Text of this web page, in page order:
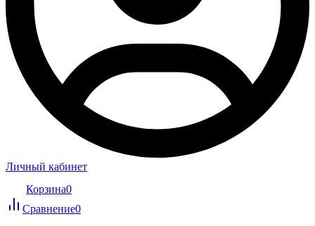
Личный кабинет
Корзина0
Сравнение0